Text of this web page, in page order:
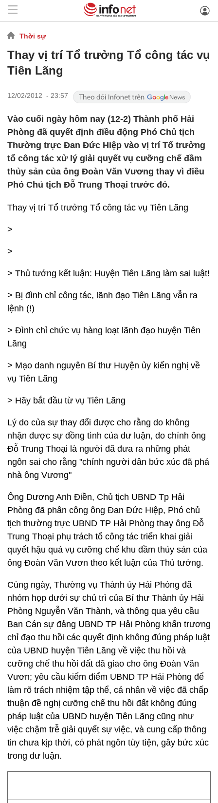
Thời sự
Thay vị trí Tổ trưởng Tổ công tác vụ
Tiên Lãng
12/02/2012 - 23:57
Vào cuối ngày hôm nay (12-2) Thành phố Hải
Phòng đã quyết định điều động Phó Chủ tịch
Thường trực Đan Đức Hiệp vào vị trí Tổ trưởng
tổ công tác xử lý giải quyết vụ cưỡng chế đầm
thủy sản của ông Đoàn Văn Vương thay vì điều
Phó Chủ tịch Đỗ Trung Thoại trước đó.
Thay vị trí Tổ trưởng Tổ công tác vụ Tiên Lãng
>
>
> Thủ tướng kết luận: Huyện Tiên Lãng làm sai luật!
> Bị đình chỉ công tác, lãnh đạo Tiên Lãng vẫn ra
lệnh (!)
> Đình chỉ chức vụ hàng loạt lãnh đạo huyện Tiên
Lãng
> Mạo danh nguyên Bí thư Huyện ủy kiến nghị về
vụ Tiên Lãng
> Hãy bắt đầu từ vụ Tiên Lãng
Lý do của sự thay đổi được cho rằng do không
nhận được sự đồng tình của dư luận, do chính ông
Đỗ Trung Thoại là người đã đưa ra những phát
ngôn sai cho rằng "chính người dân bức xúc đã phá
nhà ông Vương"
Ông Dương Anh Điền, Chủ tịch UBND Tp Hải
Phòng đã phân công ông Đan Đức Hiệp, Phó chủ
tịch thường trực UBND TP Hải Phòng thay ông Đỗ
Trung Thoại phụ trách tổ công tác triển khai giải
quyết hậu quả vụ cưỡng chế khu đầm thủy sản của
ông Đoàn Văn Vươn theo kết luận của Thủ tướng.
Cùng ngày, Thường vụ Thành ủy Hải Phòng đã
nhóm họp dưới sự chủ trì của Bí thư Thành ủy Hải
Phòng Nguyễn Văn Thành, và thông qua yêu cầu
Ban Cán sự đảng UBND TP Hải Phòng khẩn trương
chỉ đạo thu hồi các quyết định không đúng pháp luật
của UBND huyện Tiên Lãng về việc thu hồi và
cưỡng chế thu hồi đất đã giao cho ông Đoàn Văn
Vươn; yêu cầu kiểm điểm UBND TP Hải Phòng để
làm rõ trách nhiệm tập thể, cá nhân về việc đã chấp
thuận đề nghị cưỡng chế thu hồi đất không đúng
pháp luật của UBND huyện Tiên Lãng cũng như
việc chậm trễ giải quyết sự việc, và cung cấp thông
tin chưa kịp thời, có phát ngôn tùy tiện, gây bức xúc
trong dư luận.